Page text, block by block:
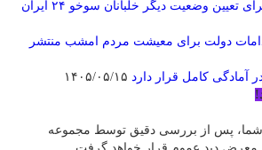
وضعیت دیگر خلبانان سوخو ۲۴ ایران
دولت برای معیشت مردم امشب منتشر
آمادگی کامل قرار دارد
شما، پس از بررسی دقیق توسط مجموعه